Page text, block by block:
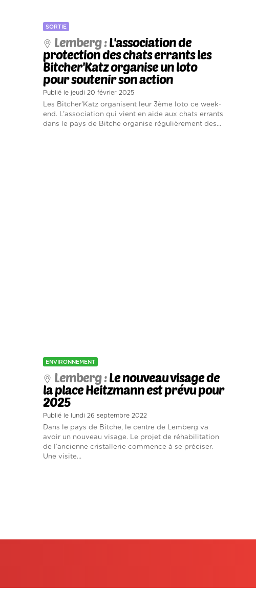
SORTIE
Lemberg :L'association de
protection des chats errants les
Bitcher'Katz organise un loto
pour soutenir son action
Publié le jeudi 20 février 2025
Les Bitcher’Katz organisent leur 3ème loto ce week-
end. L’association qui vient en aide aux chats errants
dans le pays de Bitche organise régulièrement des...
ENVIRONNEMENT
Lemberg :Le nouveau visage de
la place Heitzmann est prévu pour
2025
Publié le lundi 26 septembre 2022
Dans le pays de Bitche, le centre de Lemberg va
avoir un nouveau visage. Le projet de réhabilitation
de l’ancienne cristallerie commence à se préciser.
Une visite...